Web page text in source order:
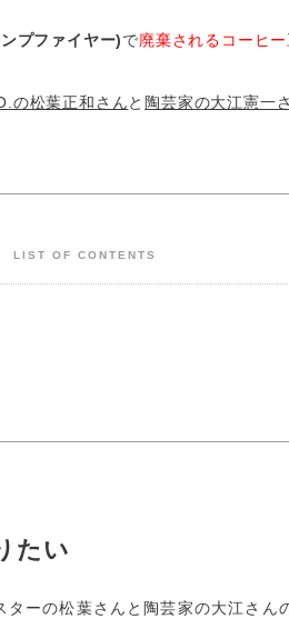
プファイヤー)で廃棄されるコーヒ
の松葉正和さんと 陶芸家の大江憲一
LIST OF CONTENTS
たい
ーの松葉さんと陶芸家の大江さん